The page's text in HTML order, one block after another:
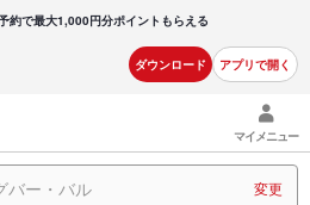
約で最大1,000円分ポイントもらえる
ダウンロード アプリで開く
マイメニュー
ー・バル 変更